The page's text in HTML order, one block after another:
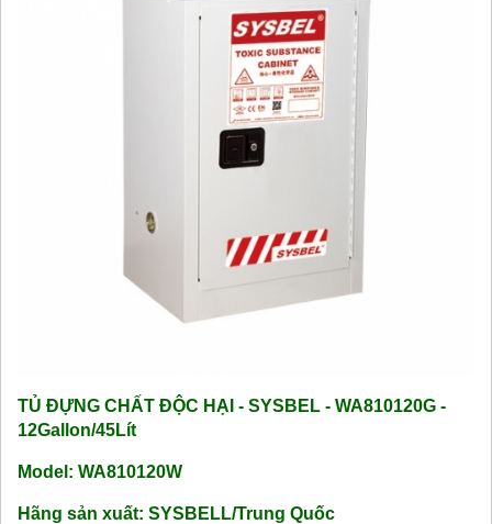
TỦ ĐỰNG CHẤT ĐỘC HẠI - SYSBEL - WA810120G -
12Gallon/45Lít
Model: WA810120W
Hãng sản xuất: SYSBELL/Trung Quốc